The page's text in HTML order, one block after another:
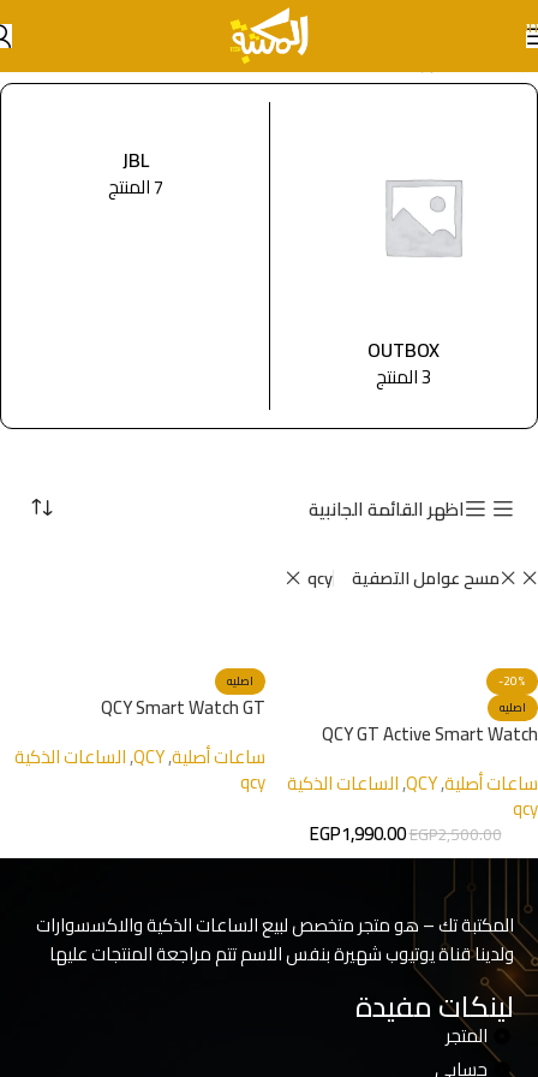
Skip to navigation
Skip to main content
OUTBOX
3 المنتج
JBL
7 المنتج
اظهر القائمة الجانبية
مسح عوامل التصفية qcy
-20%
اصليه
QCY GT Active Smart Watch
ساعات أصلية,
QCY
,الساعات الذكية
qcy
EGP2,500.00
EGP1,990.00
اصليه
QCY Smart Watch GT
ساعات أصلية,
QCY
,الساعات الذكية
qcy
المكتبة تك – هو متجر متخصص لبيع الساعات الذكية والاكسسوارات
ولدينا قناة يوتيوب شهيرة بنفس الاسم تتم مراجعة المنتجات عليها
لينكات مفيدة
المتجر
حسابي